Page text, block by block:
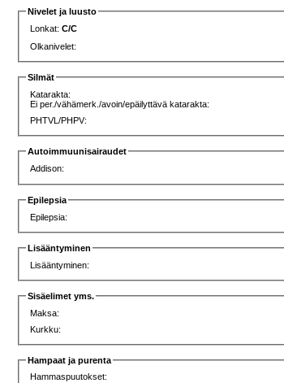
Nivelet ja luusto
Lonkat:C/C
Olkanivelet:
Silmät
Katarakta:
Ei per./vähämerk./avoin/epäilyttävä katarakta:
PHTVL/PHPV:
Autoimmuunisairaudet
Addison:
Epilepsia
Epilepsia:
Lisääntyminen
Lisääntyminen:
Sisäelimet yms.
Maksa:
Kurkku:
Hampaat ja purenta
Hammaspuutokset: